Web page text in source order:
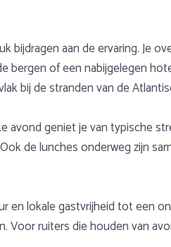
aan de ervaring. Je
of een nabijgelegen
bij de stranden van de
avond geniet je van typische
de lunches onderweg zijn
lokale gastvrijheid tot een
ruiters die houden van